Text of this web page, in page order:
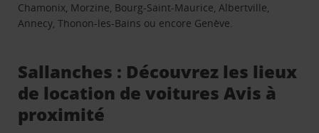
Chamonix, Morzine, Bourg-Saint-Maurice, Albertville,
Annecy, Thonon-les-Bains ou encore Genève.
Sallanches : Découvrez les lieux
de location de voitures Avis à
proximité